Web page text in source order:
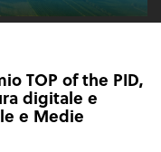
TOP of the PID,
digitale e
e Medie